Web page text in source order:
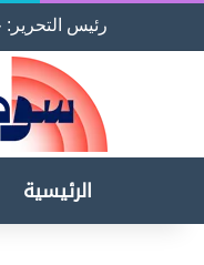
رئيس
الرئيسية